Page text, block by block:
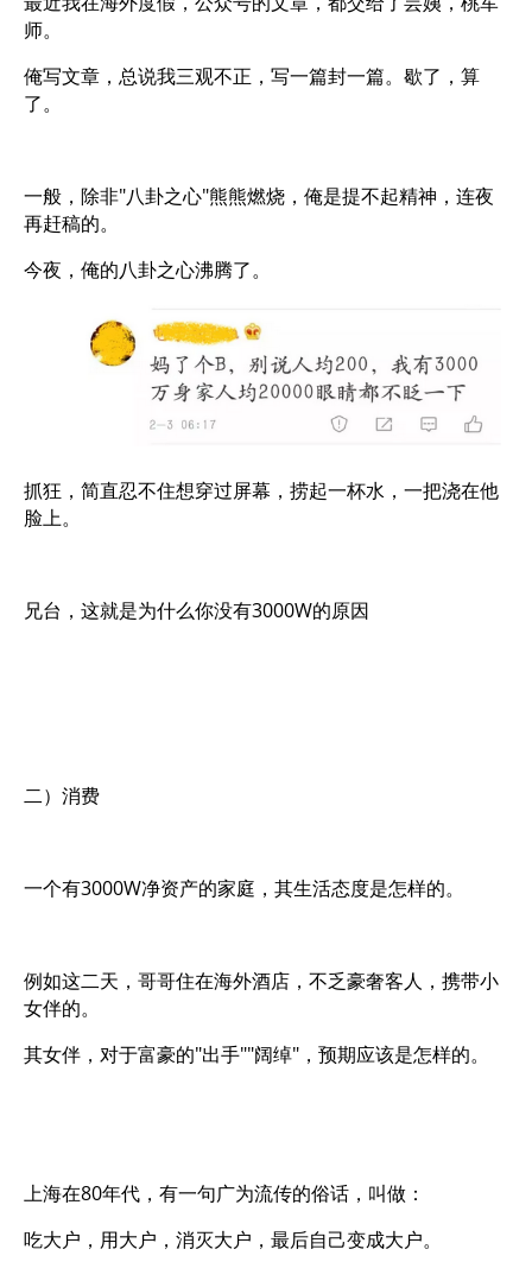
师。
俺写文章，总说我三观不正，写一篇封一篇。歇了，算
了。
一般，除非"八卦之心"熊熊燃烧，俺是提不起精神，连夜
再赶稿的。
今夜，俺的八卦之心沸腾了。
抓狂，简直忍不住想穿过屏幕，捞起一杯水，一把浇在他
脸上。
兄台，这就是为什么你没有3000W的原因
二）消费
一个有3000W净资产的家庭，其生活态度是怎样的。
例如这二天，哥哥住在海外酒店，不乏豪奢客人，携带小
女伴的。
其女伴，对于富豪的"出手""阔绰"，预期应该是怎样的。
上海在80年代，有一句广为流传的俗话，叫做：
吃大户，用大户，消灭大户，最后自己变成大户。